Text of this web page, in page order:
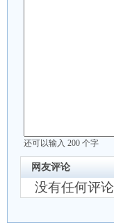
还可以输入 200 个字
网友评论
没有任何评论